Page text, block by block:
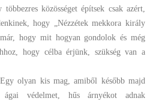
közösséget építsek csak azért,
hogy „Nézzétek mekkora király
hogy mit hogyan gondolok és még
hogy célba érjünk, szükség van a
olyan kis mag, amiből később majd
védelmet, hűs árnyékot adnak